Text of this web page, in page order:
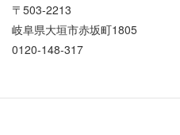
〒503-2213
岐阜県大垣市赤坂町1805
0120-148-317